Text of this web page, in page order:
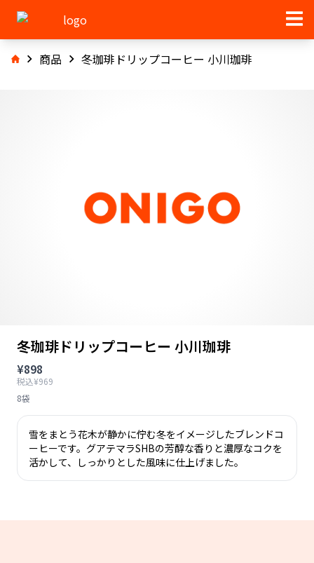
商品 冬珈琲ドリップコーヒー 小川珈琲
冬珈琲ドリップコーヒー 小川珈琲
¥898
税込¥969
8袋
雪をまとう花木が静かに佇む冬をイメージしたブレンドコ
ーヒーです。グアテマラSHBの芳醇な香りと濃厚なコクを
活かして、しっかりとした風味に仕上げました。